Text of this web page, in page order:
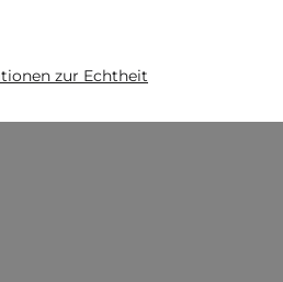
zur Echtheit